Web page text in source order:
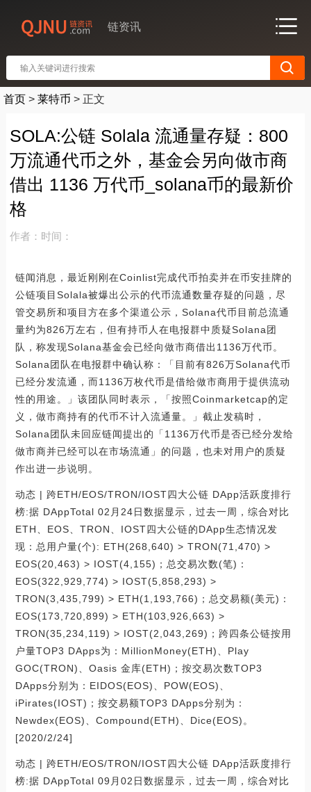
链资讯
首页 > 莱特币 > 正文
SOLA:公链 Solala 流通量存疑：800
万流通代币之外，基金会另向做市商
借出 1136 万代币_solana币的最新价
格
作者： 时间：
链闻消息，最近刚刚在Coinlist完成代币拍卖并在币安挂牌的
公链项目Solala被爆出公示的代币流通数量存疑的问题，尽
管交易所和项目方在多个渠道公示，Solana代币目前总流通
量约为826万左右，但有持币人在电报群中质疑Solana团
队，称发现Solana基金会已经向做市商借出1136万代币。
Solana团队在电报群中确认称：「目前有826万Solana代币
已经分发流通，而1136万枚代币是借给做市商用于提供流动
性的用途。」该团队同时表示，「按照Coinmarketcap的定
义，做市商持有的代币不计入流通量。」截止发稿时，
Solana团队未回应链闻提出的「1136万代币是否已经分发给
做市商并已经可以在市场流通」的问题，也未对用户的质疑
作出进一步说明。
动态 | 跨ETH/EOS/TRON/IOST四大公链 DApp活跃度排行
榜:据 DAppTotal 02月24日数据显示，过去一周，综合对比
ETH、EOS、TRON、IOST四大公链的DApp生态情况发
现：总用户量(个): ETH(268,640) > TRON(71,470) >
EOS(20,463) > IOST(4,155)；总交易次数(笔)：
EOS(322,929,774) > IOST(5,858,293) >
TRON(3,435,799) > ETH(1,193,766)；总交易额(美元)：
EOS(173,720,899) > ETH(103,926,663) >
TRON(35,234,119) > IOST(2,043,269)；跨四条公链按用
户量TOP3 DApps为：MillionMoney(ETH)、Play
GOC(TRON)、Oasis 金库(ETH)；按交易次数TOP3
DApps分别为：EIDOS(EOS)、POW(EOS)、
iPirates(IOST)；按交易额TOP3 DApps分别为：
Newdex(EOS)、Compound(ETH)、Dice(EOS)。
[2020/2/24]
动态 | 跨ETH/EOS/TRON/IOST四大公链 DApp活跃度排行
榜:据 DAppTotal 09月02日数据显示，过去一周，综合对比